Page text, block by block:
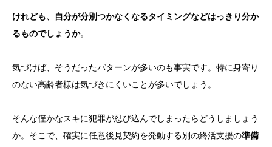
けれども、自分が分別つかなくなるタイミングなどはっきり分か
るものでしょうか。
気づけば、そうだったパターンが多いのも事実です。特に身寄り
のない高齢者様は気づきにくいことが多いでしょう。
そんな僅かなスキに犯罪が忍び込んでしまったらどうしましょう
か。そこで、確実に任意後見契約を発動する別の終活支援の準備